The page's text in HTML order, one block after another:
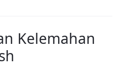
Kelemahan